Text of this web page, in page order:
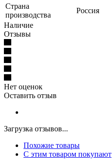
Страна
производства
Россия
Наличие
Отзывы
Нет оценок
Оставить отзыв
Загрузка отзывов...
Похожие товары
С этим товаром покупают